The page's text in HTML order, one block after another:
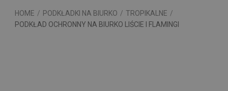
HOME / PODKŁADKI NA BIURKO / TROPIKALNE /
PODKŁAD OCHRONNY NA BIURKO LIŚCIE I FLAMINGI